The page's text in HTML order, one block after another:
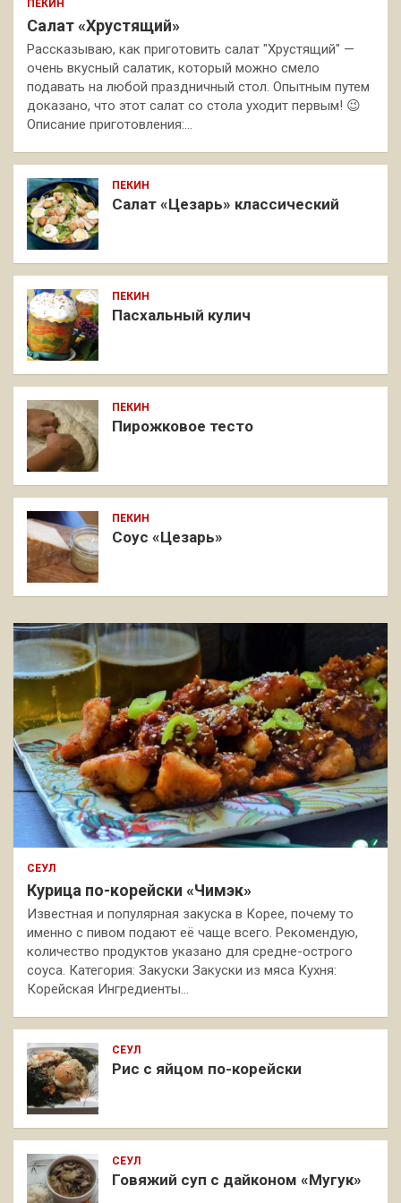
ПЕКИН
Салат «Хрустящий»
Рассказываю, как приготовить салат "Хрустящий" —
очень вкусный салатик, который можно смело
подавать на любой праздничный стол. Опытным путем
доказано, что этот салат со стола уходит первым! 😉
Описание приготовления:…
ПЕКИН
Салат «Цезарь» классический
ПЕКИН
Пасхальный кулич
ПЕКИН
Пирожковое тесто
ПЕКИН
Соус «Цезарь»
СЕУЛ
Курица по-корейски «Чимэк»
Известная и популярная закуска в Корее, почему то
именно с пивом подают её чаще всего. Рекомендую,
количество продуктов указано для средне-острого
соуса. Категория: Закуски Закуски из мяса Кухня:
Корейская Ингредиенты…
СЕУЛ
Рис с яйцом по-корейски
СЕУЛ
Говяжий суп с дайконом «Мугук»